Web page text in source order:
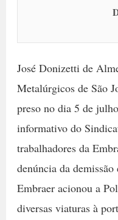
José Donizetti de
Metalúrgicos de São
preso no dia 5 de
informativo do
trabalhadores da
denúncia da
Embraer acionou a
diversas viaturas à